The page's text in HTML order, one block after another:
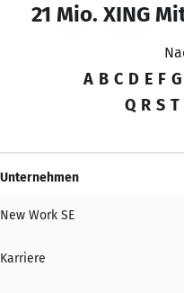
21 Mio. XING
A B C D E F G
Q R S T
Unternehmen
New Work SE
Karriere